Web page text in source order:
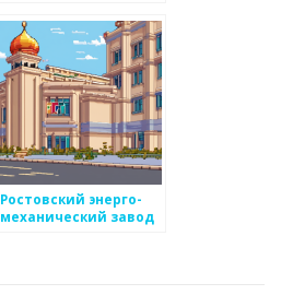
Ростовский энерго-
механический завод